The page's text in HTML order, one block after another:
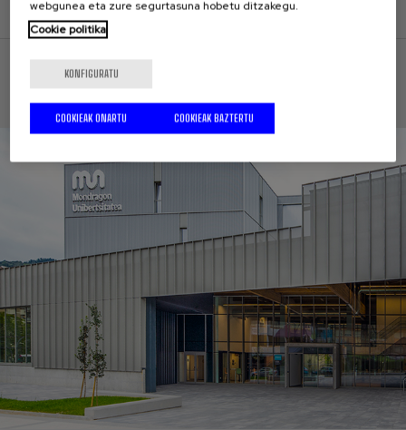
PROIEKTUAK
webgunea eta zure segurtasuna hobetu ditzakegu.
Cookie politika
KONFIGURATU
COOKIEAK BAZTERTU
COOKIEAK ONARTU